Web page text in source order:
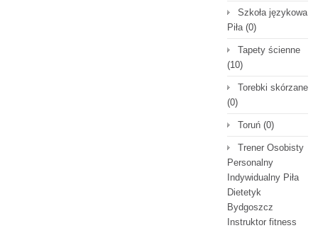
Szkoła językowa
Piła(0)
Tapety ścienne
(10)
Torebki skórzane
(0)
Toruń (0)
Trener Osobisty
Personalny
Indywidualny Piła
Dietetyk
Bydgoszcz
Instruktor fitness